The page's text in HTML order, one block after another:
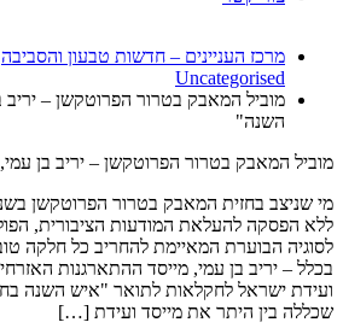
מרכז העניינים – חדשות טבעון והסביבה
Uncategorised
מוביל המאבק בטרור הפרוטקשן –
השנה"
מוביל המאבק בטרור הפרוטקשן – יריב בן
מי שניצב בחזית המאבק בטרור הפרוטקשן
ללא הפסקה להעלאת המודעות הציבורית,
לסוגיה הבוערת המאיימת להחריב כל חלקה
בכלל – יריב בן עמי, מייסד ההתארגנות
ועידת ישראל לחקלאות לתואר "איש השנה
שכללה בין היתר את מייסד ועידת […]